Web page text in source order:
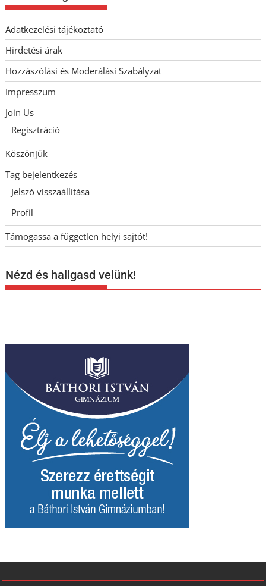
Adatkezelési tájékoztató
Hirdetési árak
Hozzászólási és Moderálási Szabályzat
Impresszum
Join Us
Regisztráció
Köszönjük
Tag bejelentkezés
Jelszó visszaállítása
Profil
Támogassa a független helyi sajtót!
Nézd és hallgasd velünk!